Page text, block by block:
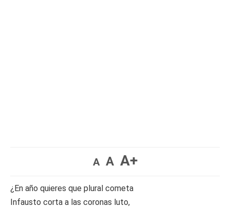
A A A+
¿En año quieres que plural cometa
Infausto corta a las coronas luto,